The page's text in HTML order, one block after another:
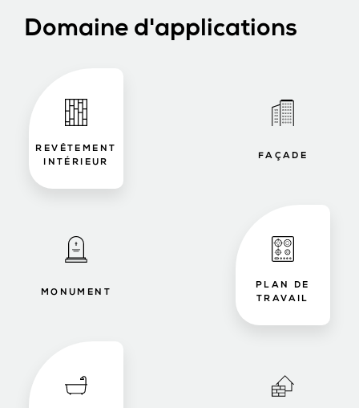
Domaine d'applications
REVÊTEMENT
INTÉRIEUR
FAÇADE
MONUMENT
PLAN DE
TRAVAIL